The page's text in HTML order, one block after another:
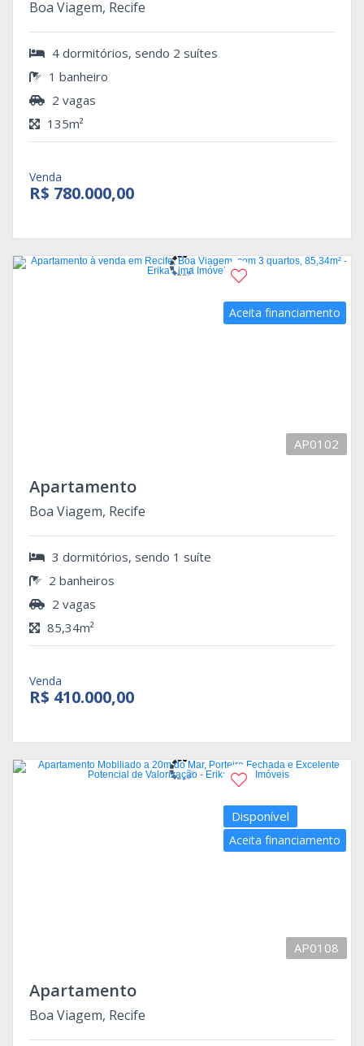
Boa Viagem, Recife
4 dormitórios, sendo 2 suítes
1 banheiro
2 vagas
135m²
Venda
R$ 780.000,00
Aceita financiamento
AP0102
Apartamento
Boa Viagem, Recife
3 dormitórios, sendo 1 suíte
2 banheiros
2 vagas
85,34m²
Venda
R$ 410.000,00
Disponível
Aceita financiamento
AP0108
Apartamento
Boa Viagem, Recife